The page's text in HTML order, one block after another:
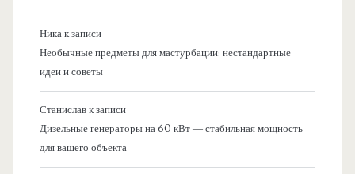
Никак записи
Необычные предметы для мастурбации: нестандартные
идеи и советы
Станиславк записи
Дизельные генераторы на 60 кВт — стабильная мощность
для вашего объекта